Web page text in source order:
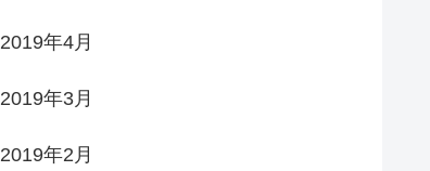
2019年4月
2019年3月
2019年2月